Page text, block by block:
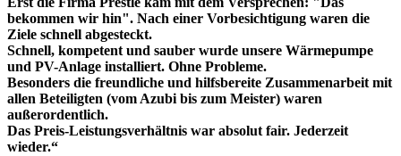
bekommen wir hin". Nach einer Vorbesichtigung waren die
Ziele schnell abgesteckt.
Schnell, kompetent und sauber wurde unsere Wärmepumpe
und PV-Anlage installiert. Ohne Probleme.
Besonders die freundliche und hilfsbereite Zusammenarbeit mit
allen Beteiligten (vom Azubi bis zum Meister) waren
außerordentlich.
Das Preis-Leistungsverhältnis war absolut fair. Jederzeit
wieder.“